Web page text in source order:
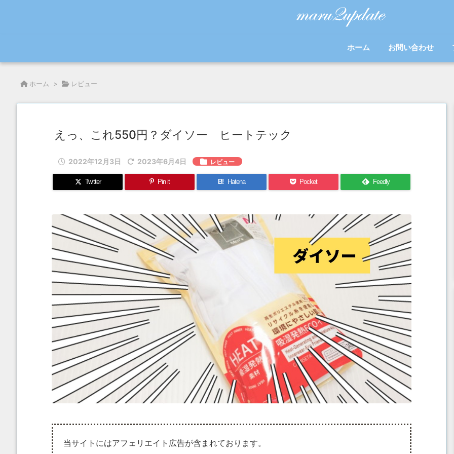
ホーム お問い合わせ
ホーム > レビュー
えっ、これ550円？ダイソー ヒートテック
2022年12月3日 2023年6月4日 レビュー
Twitter Pin it B! Hatena Pocket Feedly
当サイトにはアフェリエイト広告が含まれております。